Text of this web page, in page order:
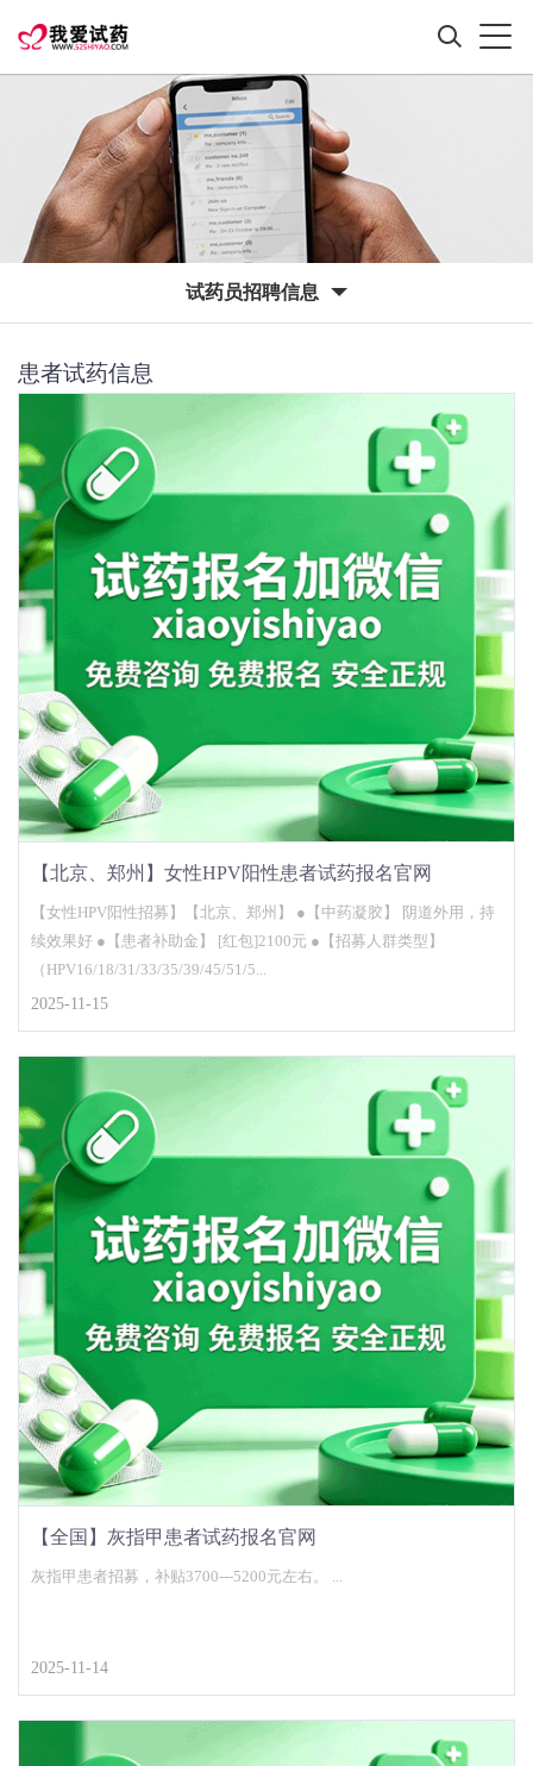
试药员招聘信息
患者试药信息
【北京、郑州】女性HPV阳性患者试药报名官网
【女性HPV阳性招募】【北京、郑州】 ●【中药凝胶】 阴道外用，持
续效果好 ●【患者补助金】 [红包]2100元 ●【招募人群类型】
（HPV16/18/31/33/35/39/45/51/5...
2025-11-15
【全国】灰指甲患者试药报名官网
灰指甲患者招募，补贴3700---5200元左右。 ...
2025-11-14